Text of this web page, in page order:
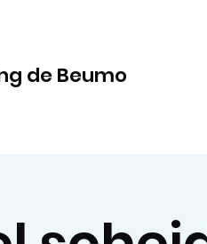
de Beumo